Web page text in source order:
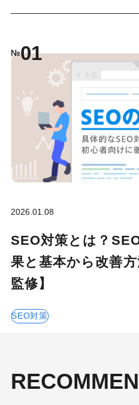
№01
2026.01.08
SEO対策とは？
果と基本から改善方
監修】
SEO対策